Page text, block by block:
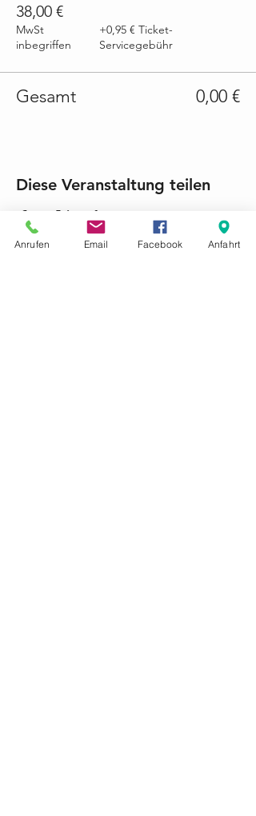
38,00 €
MwSt
inbegriffen
+0,95 € Ticket-
Servicegebühr
Gesamt 0,00 €
Diese Veranstaltung teilen
Anrufen Email Facebook Anfahrt